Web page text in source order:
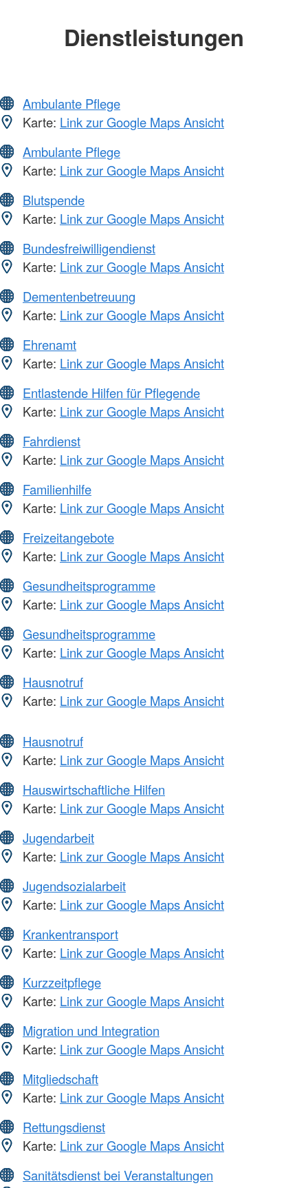
Dienstleistungen
Ambulante Pflege
Karte: Link zur Google Maps Ansicht
Ambulante Pflege
Karte: Link zur Google Maps Ansicht
Blutspende
Karte: Link zur Google Maps Ansicht
Bundesfreiwilligendienst
Karte: Link zur Google Maps Ansicht
Dementenbetreuung
Karte: Link zur Google Maps Ansicht
Ehrenamt
Karte: Link zur Google Maps Ansicht
Entlastende Hilfen für Pflegende
Karte: Link zur Google Maps Ansicht
Fahrdienst
Karte: Link zur Google Maps Ansicht
Familienhilfe
Karte: Link zur Google Maps Ansicht
Freizeitangebote
Karte: Link zur Google Maps Ansicht
Gesundheitsprogramme
Karte: Link zur Google Maps Ansicht
Gesundheitsprogramme
Karte: Link zur Google Maps Ansicht
Hausnotruf
Karte: Link zur Google Maps Ansicht
Hausnotruf
Karte: Link zur Google Maps Ansicht
Hauswirtschaftliche Hilfen
Karte: Link zur Google Maps Ansicht
Jugendarbeit
Karte: Link zur Google Maps Ansicht
Jugendsozialarbeit
Karte: Link zur Google Maps Ansicht
Krankentransport
Karte: Link zur Google Maps Ansicht
Kurzzeitpflege
Karte: Link zur Google Maps Ansicht
Migration und Integration
Karte: Link zur Google Maps Ansicht
Mitgliedschaft
Karte: Link zur Google Maps Ansicht
Rettungsdienst
Karte: Link zur Google Maps Ansicht
Sanitätsdienst bei Veranstaltungen